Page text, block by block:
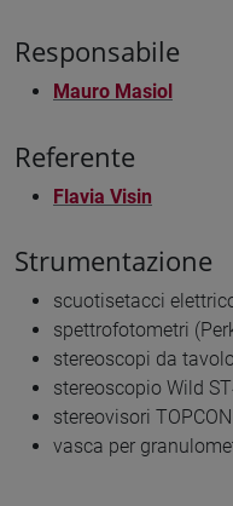
Responsabile
Mauro Masiol
Referente
Flavia Visin
Strumentazione
scuotisetacci
spettrofotometri
stereoscopi da
stereoscopio Wild
stereovisori
vasca per